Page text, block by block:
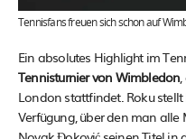
Tennisfans freuen sich schon auf
Ein absolutes Highlight im
Tennisturnier von Wimbledon
London stattfindet. Roku
Verfügung, über den man